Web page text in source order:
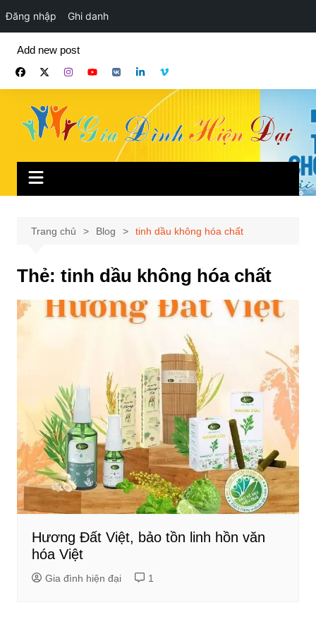
Đăng nhập Ghi danh
phần
Add new post
Trang chủ Blog tinh dầu không hóa chất
Thẻ: tinh dầu không hóa chất
Hương Đất Việt, bảo tồn linh hồn văn
hóa Việt
Gia đình hiện đại 1